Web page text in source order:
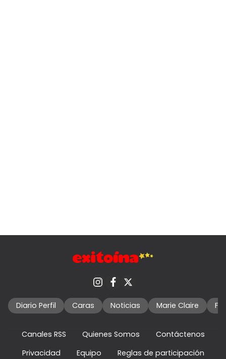
Diario Perfil Caras Noticias Marie Claire
Canales RSS Quienes Somos
Contáctenos
Privacidad
Equipo Reglas de participación